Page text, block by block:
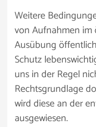
Weitere
von Aufnahmen
Ausübung
Schutz
uns in der Regel
Rechtsgrundlage
wird diese an der
ausgewiesen.